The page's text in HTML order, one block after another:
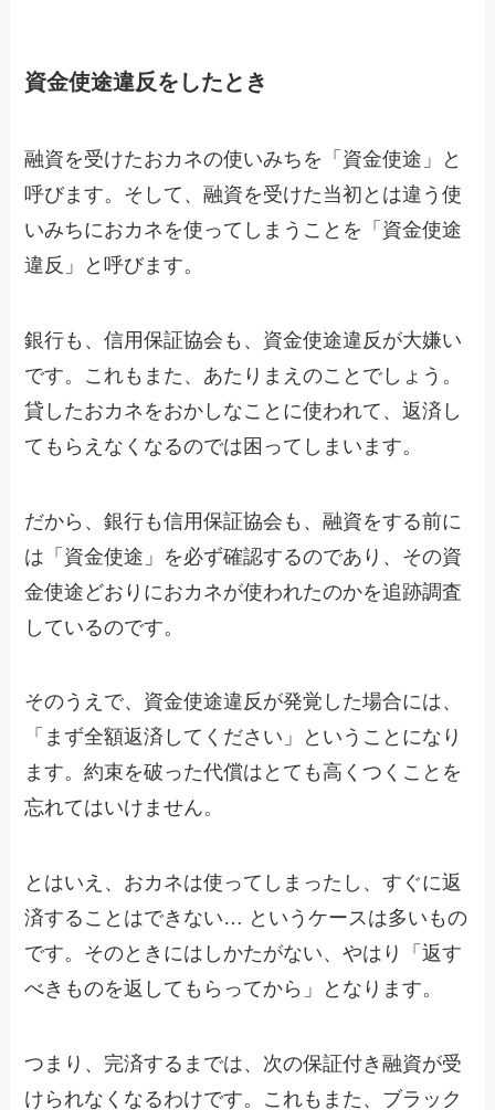
資金使途違反をしたとき
融資を受けたおカネの使いみちを「資金使途」と
呼びます。そして、融資を受けた当初とは違う使
いみちにおカネを使ってしまうことを「資金使途
違反」と呼びます。
銀行も、信用保証協会も、資金使途違反が大嫌い
です。これもまた、あたりまえのことでしょう。
貸したおカネをおかしなことに使われて、返済し
てもらえなくなるのでは困ってしまいます。
だから、銀行も信用保証協会も、融資をする前に
は「資金使途」を必ず確認するのであり、その資
金使途どおりにおカネが使われたのかを追跡調査
しているのです。
そのうえで、資金使途違反が発覚した場合には、
「まず全額返済してください」ということになり
ます。約束を破った代償はとても高くつくことを
忘れてはいけません。
とはいえ、おカネは使ってしまったし、すぐに返
済することはできない… というケースは多いもの
です。そのときにはしかたがない、やはり「返す
べきものを返してもらってから」となります。
つまり、完済するまでは、次の保証付き融資が受
けられなくなるわけです。これもまた、ブラック